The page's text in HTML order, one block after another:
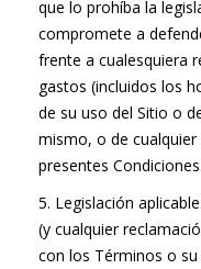
que lo prohíba la
compromete a
frente a cualesquiera
gastos (incluidos los
de su uso del Sitio o
mismo, o de
presentes Condiciones.
5. Legislación
(y cualquier
con los Términos o